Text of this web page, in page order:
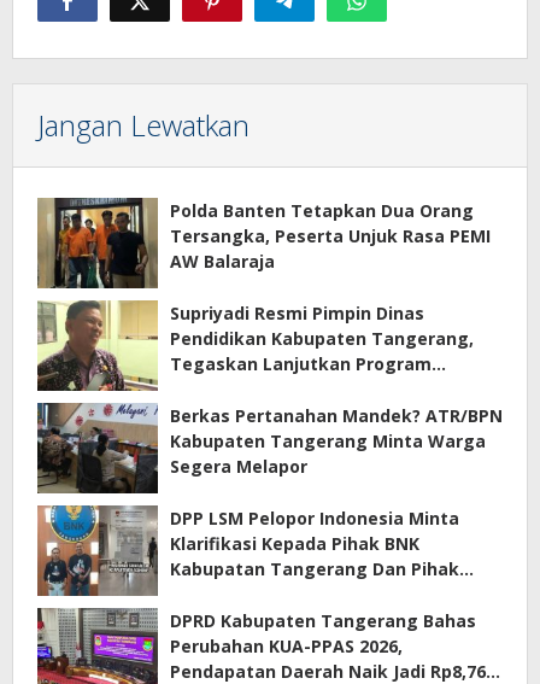
Jangan Lewatkan
Polda Banten Tetapkan Dua Orang
Tersangka, Peserta Unjuk Rasa PEMI
AW Balaraja
Supriyadi Resmi Pimpin Dinas
Pendidikan Kabupaten Tangerang,
Tegaskan Lanjutkan Program
Berkas Pertanahan Mandek? ATR/BPN
Kabupaten Tangerang Minta Warga
Segera Melapor
DPP LSM Pelopor Indonesia Minta
Klarifikasi Kepada Pihak BNK
Kabupatan Tangerang Dan Pihak
Terkait Sewa Kamar Per Jam
DPRD Kabupaten Tangerang Bahas
Perubahan KUA-PPAS 2026,
Pendapatan Daerah Naik Jadi Rp8,76